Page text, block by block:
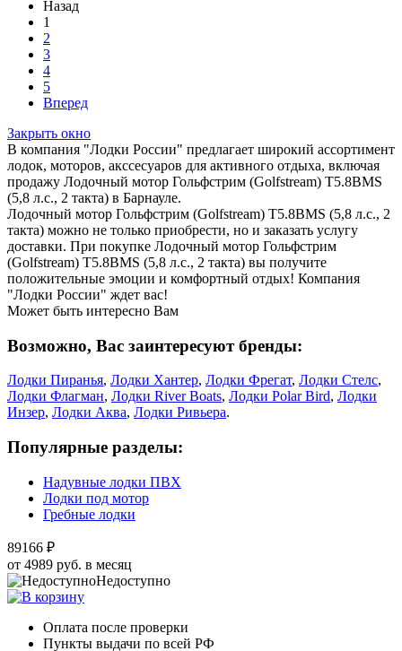
Назад
1
2
3
4
5
Вперед
Закрыть окно
В компания "Лодки России" предлагает широкий ассортимент
лодок, моторов, акссесуаров для активного отдыха, включая
продажу Лодочный мотор Гольфстрим (Golfstream) Т5.8ВМS
(5,8 л.с., 2 такта) в Барнауле.
Лодочный мотор Гольфстрим (Golfstream) Т5.8ВМS (5,8 л.с., 2
такта) можно не только приобрести, но и заказать услугу
доставки. При покупке Лодочный мотор Гольфстрим
(Golfstream) Т5.8ВМS (5,8 л.с., 2 такта) вы получите
положительные эмоции и комфортный отдых! Компания
"Лодки России" ждет вас!
Может быть интересно Вам
Возможно, Вас заинтересуют бренды:
Лодки Пиранья, Лодки Хантер, Лодки Фрегат, Лодки Стелс,
Лодки Флагман, Лодки River Boats, Лодки Polar Bird, Лодки
Инзер, Лодки Аква, Лодки Ривьера.
Популярные разделы:
Надувные лодки ПВХ
Лодки под мотор
Гребные лодки
89166 ₽
от 4989 руб. в месяц
Недоступно
Оплата после проверки
Пункты выдачи по всей РФ